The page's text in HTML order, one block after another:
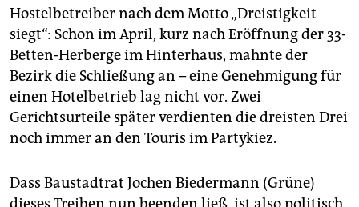
Hostelbetreiber nach dem Motto „Dreistigkeit
siegt“: Schon im April, kurz nach Eröffnung der 33-
Betten-Herberge im Hinterhaus, mahnte der
Bezirk die Schließung an – eine Genehmigung für
einen Hotelbetrieb lag nicht vor. Zwei
Gerichtsurteile später verdienten die dreisten Drei
noch immer an den Touris im Partykiez.
Dass Baustadtrat Jochen Biedermann (Grüne)